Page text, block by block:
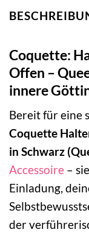
Coquette:
Offen –
innere
Bereit für eine
Coquette
in Schwarz
Accessoire –
Einladung,
der